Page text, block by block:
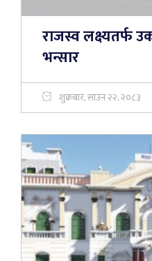
राजस्व लक्ष्यतर्फ
भन्सार
शुक्रबार, साउन २२, २०८३